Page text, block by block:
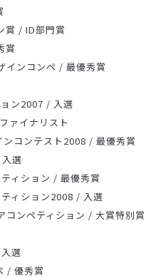
/ ID部門賞
賞
ンコンペ / 最優秀賞
ン2007 / 入選
イナリスト
コンテスト2008 / 最優秀賞
選
ィション / 最優秀賞
ィション2008 / 入選
ンペティション / 大賞特別賞
選
/ 優秀賞